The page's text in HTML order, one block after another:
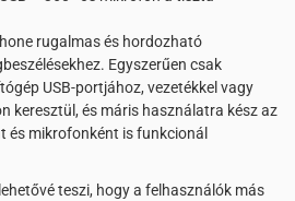
rugalmas és hordozható
Egyszerűen csak
USB-portjához, vezetékkel vagy
keresztül, és máris használatra kész az
és mikrofonként is funkcionál
teszi, hogy a felhasználók más